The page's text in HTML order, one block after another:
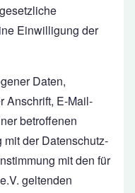
Einwilligung der
Daten,
Anschrift, E-Mail-
betroffenen
der Datenschutz-
mit den für
geltenden